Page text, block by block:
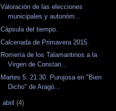
Valoración de las elecciones
municipales y autonóm...
Cápsula del tiempo.
Calcenada de Primavera 2015.
Romería de los Talamantinos a la
Virgen de Constan...
Martes 5. 21:30. Purujosa en "Bien
Dicho" de Aragó...
abril (4)